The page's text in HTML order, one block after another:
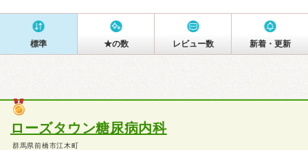
標準 ★の数 レビュー数 新着・更新
ローズタウン糖尿病内科
群馬県前橋市江木町